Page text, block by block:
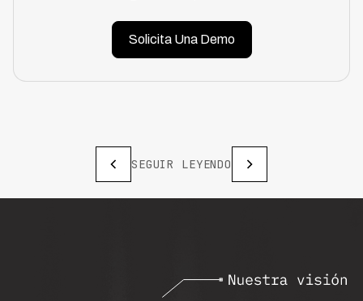
Solicita Una Demo
SEGUIR LEYENDO